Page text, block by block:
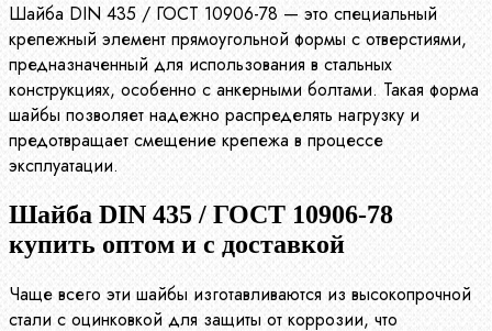
Шайба DIN 435 / ГОСТ 10906-78 — это специальный
крепежный элемент прямоугольной формы с отверстиями,
предназначенный для использования в стальных
конструкциях, особенно с анкерными болтами. Такая форма
шайбы позволяет надежно распределять нагрузку и
предотвращает смещение крепежа в процессе
эксплуатации.
Шайба DIN 435 / ГОСТ 10906-78
купить оптом и с доставкой
Чаще всего эти шайбы изготавливаются из высокопрочной
стали с оцинковкой для защиты от коррозии, что